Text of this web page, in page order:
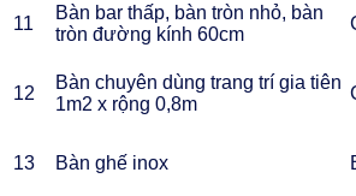
11
Bàn bar thấp, bàn tròn nhỏ, bàn
tròn đường kính 60cm
12
Bàn chuyên dùng trang trí gia tiên
1m2 x rộng 0,8m
13 Bàn ghế inox